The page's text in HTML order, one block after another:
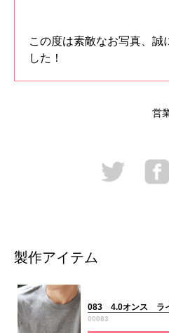
この度は素敵なお写真、誠
した！
営
製作アイテム
083 4.0オンス ラ
00083